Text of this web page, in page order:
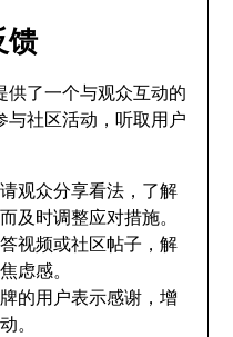
馈
供了一个与观众互动的
与社区活动，听取用户
观众分享看法，了解
及时调整应对措施。
视频或社区帖子，解
虑感。
的用户表示感谢，增
。